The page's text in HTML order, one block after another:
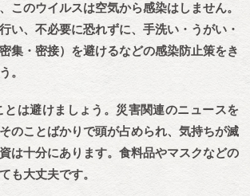
このウイルスは空気から感染はしません。
い、不必要に恐れずに、手洗い・うがい・
集・密接）を避けるなどの感染防止策をき
。
とは避けましょう。災害関連のニュースを
のことばかりで頭が占められ、気持ちが滅
は十分にあります。食料品やマスクなどの
も大丈夫です。